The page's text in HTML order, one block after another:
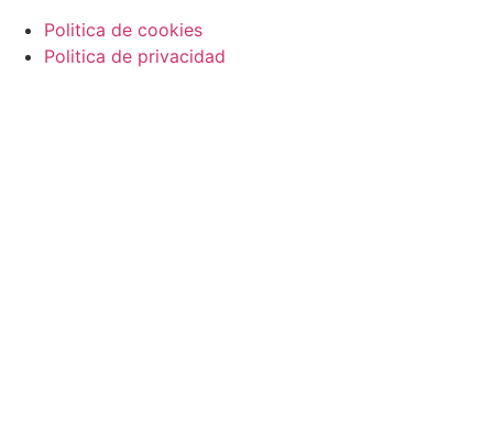
Politica de cookies
Politica de privacidad